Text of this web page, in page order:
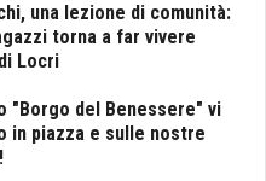
una lezione di comunità:
torna a far vivere
Locri
"Borgo del Benessere" vi
in piazza e sulle nostre